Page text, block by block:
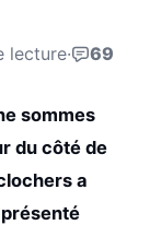
lecture· 69
sommes
du côté de
a